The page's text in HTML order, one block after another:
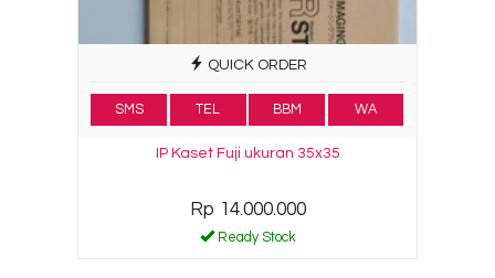
QUICK ORDER
SMS TEL BBM WA
IP Kaset Fuji ukuran 35x35
Rp 14.000.000
Ready Stock